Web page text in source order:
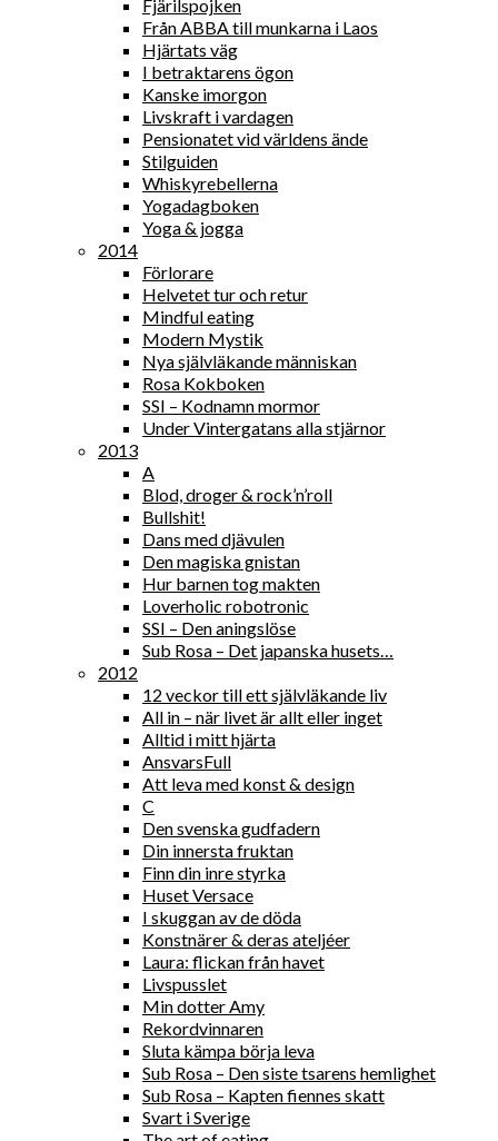
Fjärilspojken
Från ABBA till munkarna i Laos
Hjärtats väg
I betraktarens ögon
Kanske imorgon
Livskraft i vardagen
Pensionatet vid världens ände
Stilguiden
Whiskyrebellerna
Yogadagboken
Yoga & jogga
2014
Förlorare
Helvetet tur och retur
Mindful eating
Modern Mystik
Nya självläkande människan
Rosa Kokboken
SSI – Kodnamn mormor
Under Vintergatans alla stjärnor
2013
A
Blod, droger & rock’n’roll
Bullshit!
Dans med djävulen
Den magiska gnistan
Hur barnen tog makten
Loverholic robotronic
SSI – Den aningslöse
Sub Rosa – Det japanska husets…
2012
12 veckor till ett självläkande liv
All in – när livet är allt eller inget
Alltid i mitt hjärta
AnsvarsFull
Att leva med konst & design
C
Den svenska gudfadern
Din innersta fruktan
Finn din inre styrka
Huset Versace
I skuggan av de döda
Konstnärer & deras ateljéer
Laura: flickan från havet
Livspusslet
Min dotter Amy
Rekordvinnaren
Sluta kämpa börja leva
Sub Rosa – Den siste tsarens hemlighet
Sub Rosa – Kapten fiennes skatt
Svart i Sverige